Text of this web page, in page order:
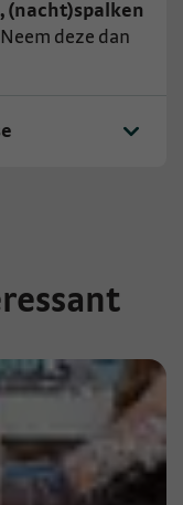
(nacht)spalken
Neem deze dan